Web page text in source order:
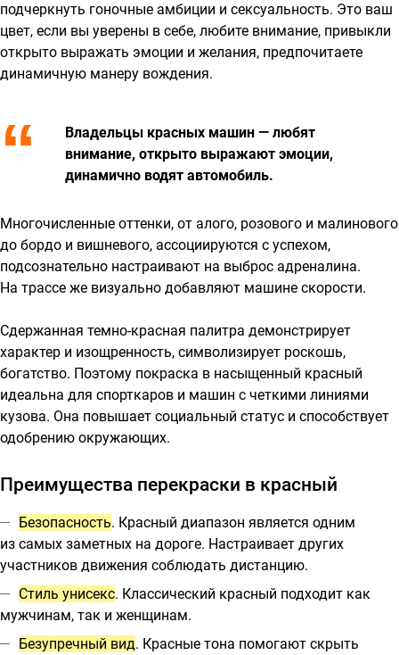
подчеркнуть гоночные амбиции и сексуальность. Это ваш
цвет, если вы уверены в себе, любите внимание, привыкли
открыто выражать эмоции и желания, предпочитаете
динамичную манеру вождения.
Владельцы красных машин — любят
внимание, открыто выражают эмоции,
динамично водят автомобиль.
Многочисленные оттенки, от алого, розового и малинового
до бордо и вишневого, ассоциируются с успехом,
подсознательно настраивают на выброс адреналина.
На трассе же визуально добавляют машине скорости.
Сдержанная темно-красная палитра демонстрирует
характер и изощренность, символизирует роскошь,
богатство. Поэтому покраска в насыщенный красный
идеальна для спорткаров и машин с четкими линиями
кузова. Она повышает социальный статус и способствует
одобрению окружающих.
Преимущества перекраски в красный
Безопасность. Красный диапазон является одним
из самых заметных на дороге. Настраивает других
участников движения соблюдать дистанцию.
Стиль унисекс. Классический красный подходит как
мужчинам, так и женщинам.
Безупречный вид. Красные тона помогают скрыть